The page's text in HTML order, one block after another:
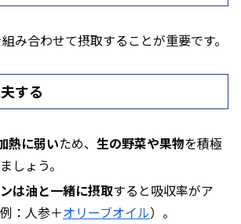
み合わせて摂取することが重要です。
する
熱に弱いため、生の野菜や果物を積極
しょう。
は油と一緒に摂取すると吸収率がア
：人参＋オリーブオイル）。